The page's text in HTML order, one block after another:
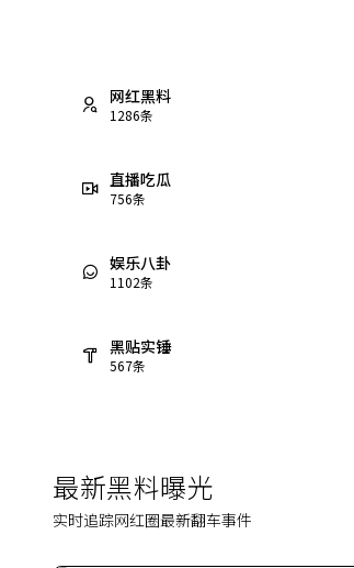
网红黑料
1286条
直播吃瓜
756条
娱乐八卦
1102条
黑贴实锤
567条
最新黑料曝光
实时追踪网红圈最新翻车事件